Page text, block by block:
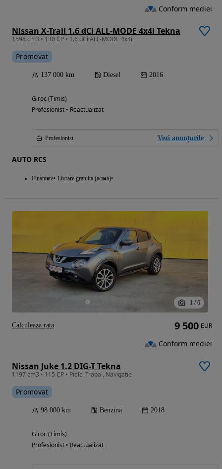
Nissan X-Trail 1.6 dCi ALL-MODE 4x4i Tekna
1598 cm3 • 130 CP • 1.6 dCi ALL-MODE 4x4i
Promovat
137 000 km Diesel 2016
Giroc (Timis)
Profesionist • Reactualizat
Profesionist Vezi anunțurile
AUTO RCS
Finantare Livrare gratuita (acasa)
Conform mediei
1 / 6
Nissan Juke 1.2 DIG-T Tekna
1197 cm3 • 115 CP • Piele ,Trapa , Navigatie
Promovat
98 000 km Benzina 2018
Giroc (Timis)
Profesionist • Reactualizat
9 500 EUR
Conform mediei
Calculeaza rata